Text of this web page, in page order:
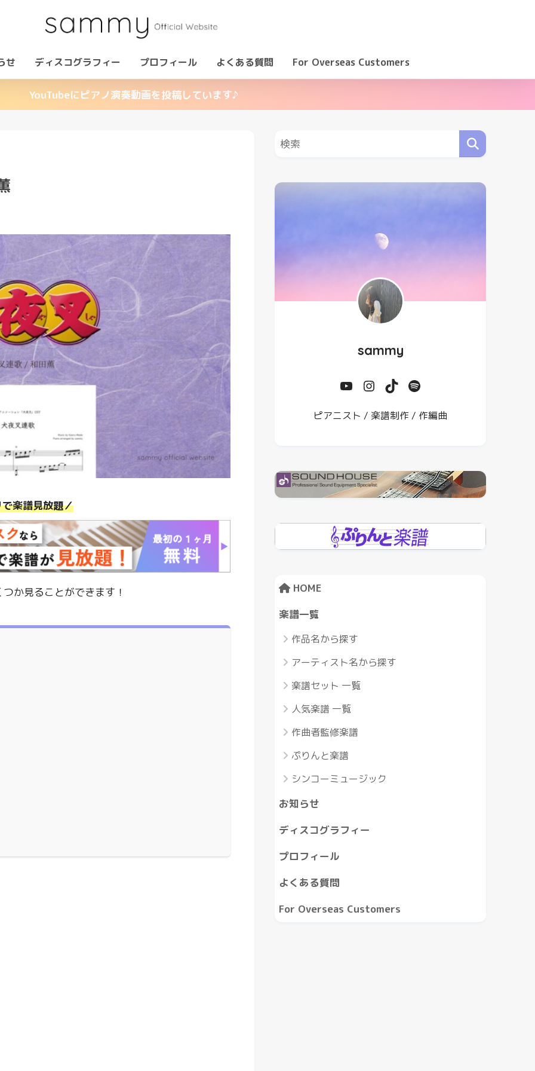
せ ディスコグラフィー プロフィール よくある質問 For Overseas Customers
YouTubeにピアノ演奏動画を投稿しています♪
楽譜見放題／
か見ることができます！
sammy
ピアニスト / 楽譜制作 / 作編曲
HOME
楽譜一覧
作品名から探す
アーティスト名から探す
楽譜セット 一覧
人気楽譜 一覧
作曲者監修楽譜
ぷりんと楽譜
シンコーミュージック
お知らせ
ディスコグラフィー
プロフィール
よくある質問
For Overseas Customers